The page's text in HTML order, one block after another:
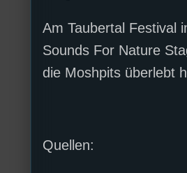
Am Taubertal Festival
Sounds For Nature
die Moshpits überlebt
Quellen: